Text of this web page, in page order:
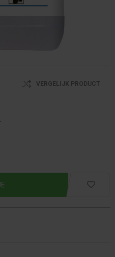
VERGELIJK PRODUCT